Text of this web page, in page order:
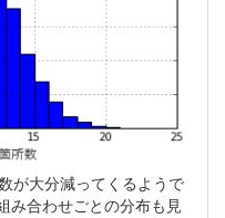
が大分減ってくるようで
み合わせごとの分布も見